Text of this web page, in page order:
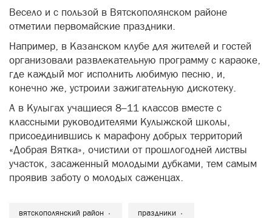
Весело и с пользой в Вятскополянском районе
отметили первомайские праздники.
Например, в Казанском клубе для жителей и гостей
организовали развлекательную программу с караоке,
где каждый мог исполнить любимую песню, и,
конечно же, устроили зажигательную дискотеку.
А в Кулыгах учащиеся 8–11 классов вместе с
классными руководителями Кулыжской школы,
присоединившись к марафону добрых территорий
«Добрая Вятка», очистили от прошлогодней листвы
участок, засаженный молодыми дубками, тем самым
проявив заботу о молодых саженцах.
вятскополянский район праздники